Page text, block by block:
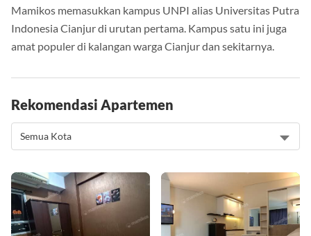
Mamikos memasukkan kampus UNPI alias Universitas Putra
Indonesia Cianjur di urutan pertama. Kampus satu ini juga
amat populer di kalangan warga Cianjur dan sekitarnya.
Rekomendasi Apartemen